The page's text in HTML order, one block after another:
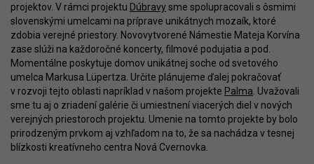
projektov. V rámci projektu Dúbravysme spolupracovali s ôsmimi
slovenskými umelcami na príprave unikátnych mozaík, ktoré
zdobia verejné priestory. Novovytvorené Námestie Mateja Korvína
zase slúži na každoročné koncerty, filmové podujatia a pod.
Momentálne poskytuje domov unikátnej soche od svetového
umelca Markusa Lüpertza. Určite plánujeme ďalej pokračovať
v rozvoji tejto oblasti napríklad v našom projekte Palma . Uvažovali
sme tu aj o zriadení galérie či umiestnení viacerých diel v nových
verejných priestoroch projektu. Umenie na tomto projekte by bolo
prirodzeným prvkom aj vzhľadom na to, že sa nachádza v tesnej
blízkosti kreatívneho centra Nová Cvernovka.